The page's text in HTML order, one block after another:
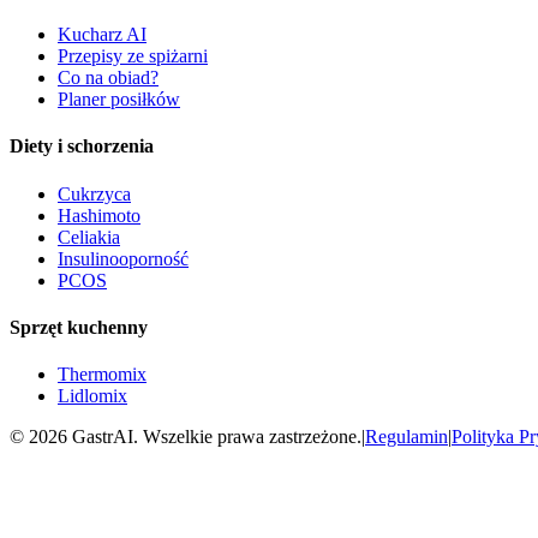
Kucharz AI
Przepisy ze spiżarni
Co na obiad?
Planer posiłków
Diety i schorzenia
Cukrzyca
Hashimoto
Celiakia
Insulinooporność
PCOS
Sprzęt kuchenny
Thermomix
Lidlomix
© 2026 GastrAI. Wszelkie prawa zastrzeżone.|Regulamin|Polityka